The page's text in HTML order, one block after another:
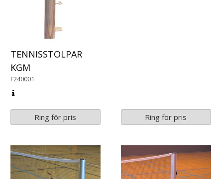
TENNISSTOLPAR
KGM
F240001
Ring för pris Ring för pris